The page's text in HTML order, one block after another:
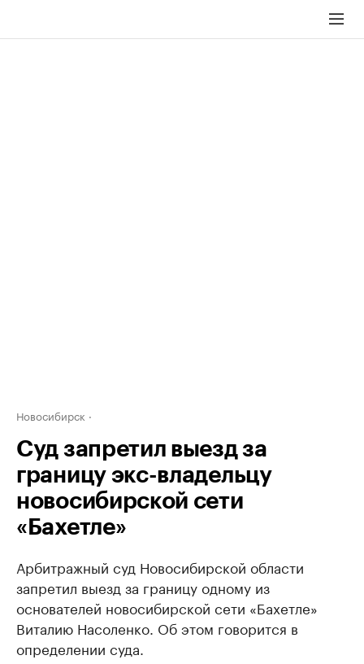
Новосибирск
Суд запретил выезд за
границу экс-владельцу
новосибирской сети
«Бахетле»
Арбитражный суд Новосибирской области
запретил выезд за границу одному из
основателей новосибирской сети «Бахетле»
Виталию Насоленко. Об этом говорится в
определении суда.